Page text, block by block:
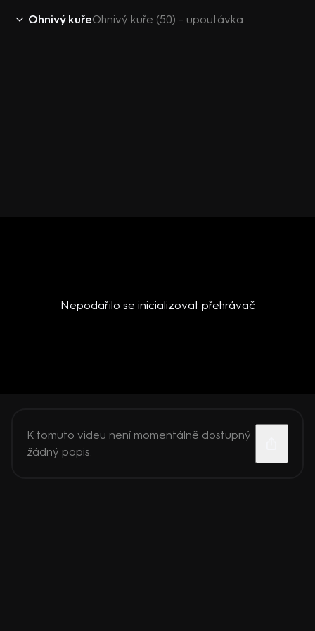
Ohnivý kuřeOhnivý kuře (50) - upoutávka
Nepodařilo se inicializovat přehrávač
K tomuto videu není momentálně dostupný
žádný popis.